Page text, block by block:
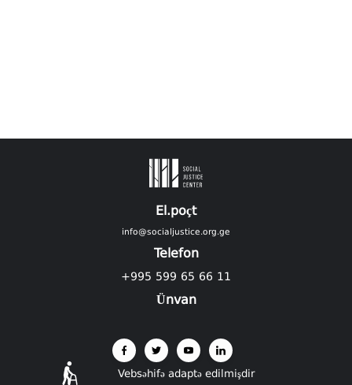
El.poçt
info@socialjustice.org.ge
Telefon
+995 599 65 66 11
Ünvan
Vebsəhifə adaptə edilmişdir